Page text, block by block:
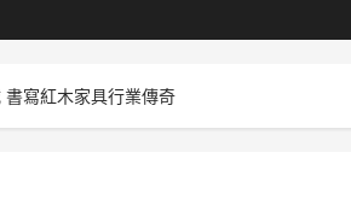
寫紅木家具行業傳奇